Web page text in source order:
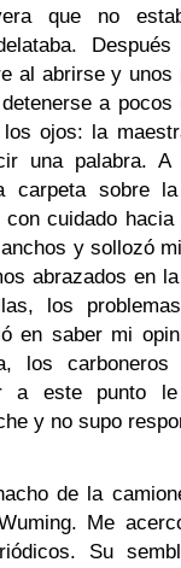
que no
al abrirse y unos
a
los ojos: la
una palabra. A
carpeta sobre
cuidado
y sollozó
abrazados en
los
en saber mi
los carboneros
a este punto
y no supo
de la
Me
Su